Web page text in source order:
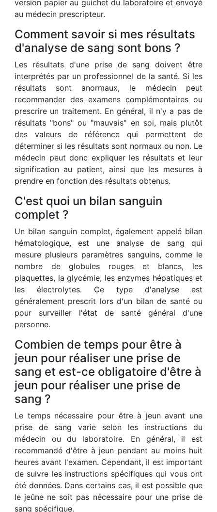
version papier au guichet du laboratoire et envoyé
au médecin prescripteur.
Comment savoir si mes résultats
d'analyse de sang sont bons ?
Les résultats d'une prise de sang doivent être
interprétés par un professionnel de la santé. Si les
résultats sont anormaux, le médecin peut
recommander des examens complémentaires ou
prescrire un traitement. En général, il n'y a pas de
résultats "bons" ou "mauvais" en soi, mais plutôt
des valeurs de référence qui permettent de
déterminer si les résultats sont normaux ou non. Le
médecin peut donc expliquer les résultats et leur
signification au patient, ainsi que les mesures à
prendre en fonction des résultats obtenus.
C'est quoi un bilan sanguin
complet ?
Un bilan sanguin complet, également appelé bilan
hématologique, est une analyse de sang qui
mesure plusieurs paramètres sanguins, comme le
nombre de globules rouges et blancs, les
plaquettes, la glycémie, les enzymes hépatiques et
les électrolytes. Ce type d'analyse est
généralement prescrit lors d'un bilan de santé ou
pour surveiller l'état de santé général d'une
personne.
Combien de temps pour être à
jeun pour réaliser une prise de
sang et est-ce obligatoire d'être à
jeun pour réaliser une prise de
sang ?
Le temps nécessaire pour être à jeun avant une
prise de sang varie selon les instructions du
médecin ou du laboratoire. En général, il est
recommandé d'être à jeun pendant au moins huit
heures avant l'examen. Cependant, il est important
de suivre les instructions spécifiques qui vous ont
été données. Dans certains cas, il est possible que
le jeûne ne soit pas nécessaire pour une prise de
sang spécifique.